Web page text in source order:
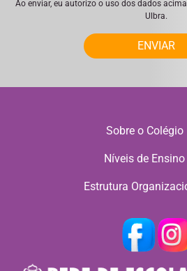
Ao enviar, eu autorizo o uso dos dados
Ulbra.
ENVIAR
Sobre o Colégio
Níveis de Ensino
Estrutura